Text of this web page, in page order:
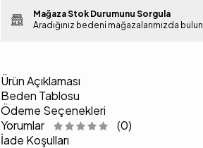
Mağaza Stok Durumunu Sorgula
Aradığınız bedeni mağazalarımızda bulun.
Ürün Açıklaması
Beden Tablosu
Ödeme Seçenekleri
Yorumlar
(0)
İade Koşulları